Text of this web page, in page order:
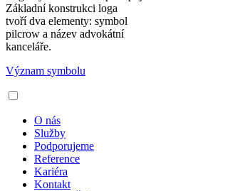
Základní konstrukci loga
tvoří dva elementy: symbol
pilcrow a název advokátní
kanceláře.
Význam symbolu
O nás
Služby
Podporujeme
Reference
Kariéra
Kontakt